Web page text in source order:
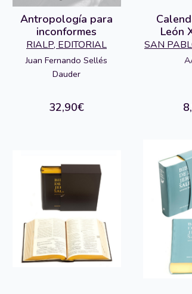
Antropología para
inconformes
RIALP, EDITORIAL
Juan Fernando Sellés
Dauder
32,90€
León
SAN